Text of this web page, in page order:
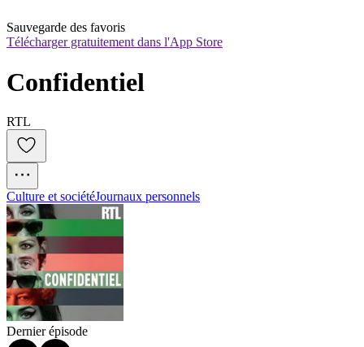
Sauvegarde des favoris
Télécharger gratuitement dans l'App Store
Confidentiel
RTL
Culture et sociétéJournaux personnels
Dernier épisode